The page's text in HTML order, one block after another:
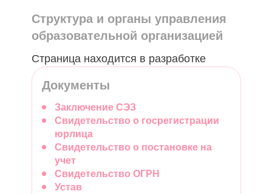
Структура и органы управления
образовательной организацией
Страница находится в разработке
Документы
Заключение СЭЗ
Свидетельство о госрегистрации
юрлица
Свидетельство о постановке на
учет
Свидетельство ОГРН
Устав